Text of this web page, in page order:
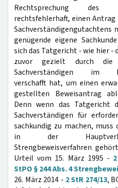
Rechtsprechung des
rechtsfehlerhaft, einen Antrag
Sachverständigengutachtens
genügende eigene
sich das Tatgericht - wie hier -
zuvor gezielt durch die
Sachverständigen im
verschafft hat, um einen
gestellten Beweisantrag
Denn wenn das Tatgericht
Sachverständigen für
sachkundig zu machen, muss
in der
Strengbeweisverfahren
Urteil vom 15. März 1995 -
StPO § 244 Abs. 4
26. März 2014 - 2 StR 274/13,